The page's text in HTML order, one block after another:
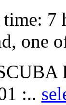
7
one
:..